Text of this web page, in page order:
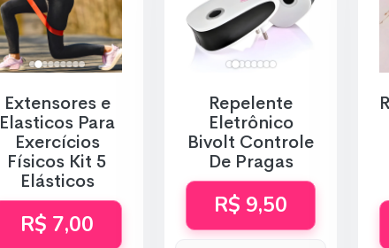
Extensores e
Elasticos Para
Exercícios
Físicos Kit 5
Elásticos
R$ 7,00
Repelente
Eletrônico
Bivolt Controle
De Pragas
R$ 9,50